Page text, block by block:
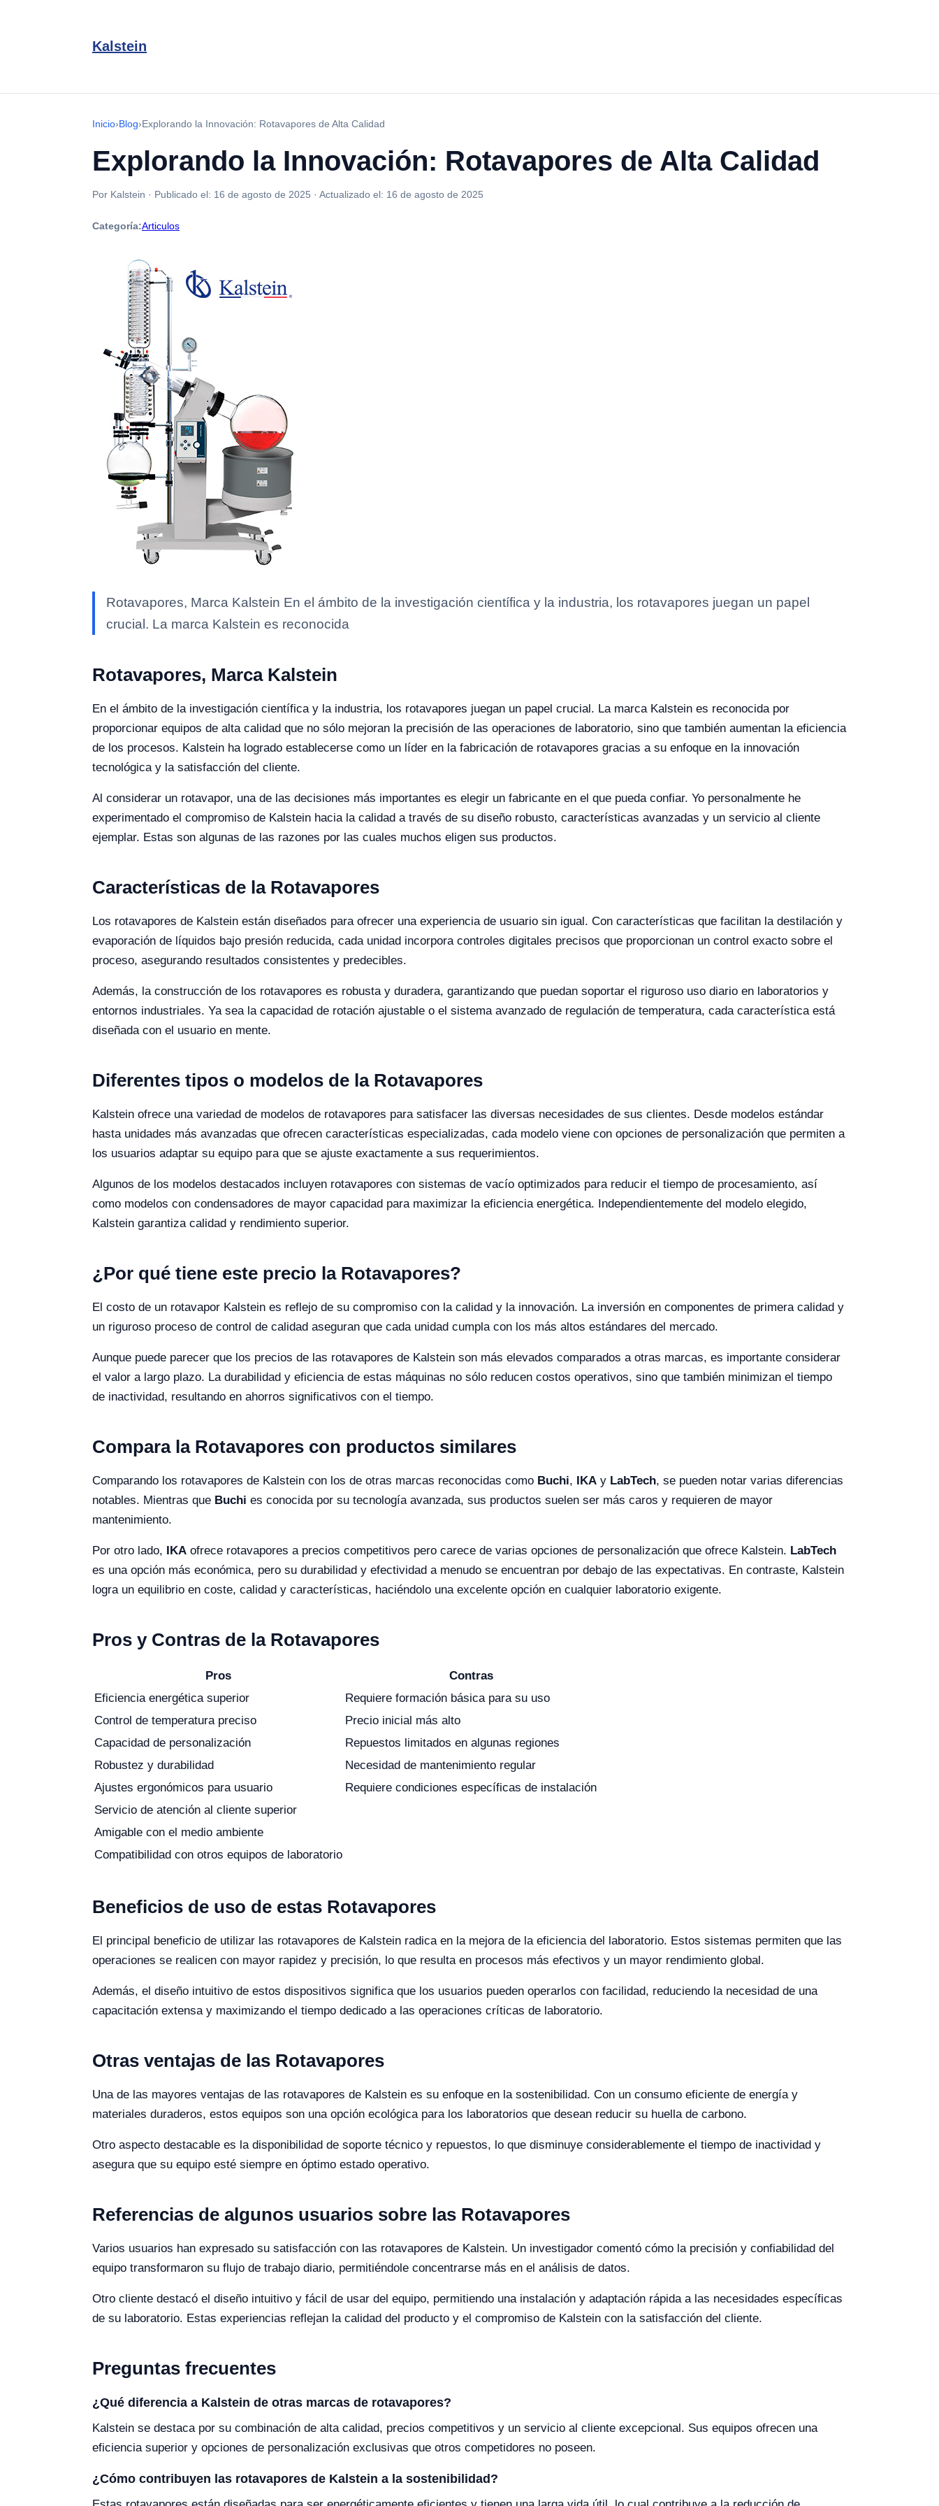
Kalstein
Inicio›Blog›Explorando la Innovación: Rotavapores de Alta Calidad
Explorando la Innovación: Rotavapores de Alta Calidad
Por Kalstein · Publicado el: 16 de agosto de 2025 · Actualizado el: 16 de agosto de 2025
Categoría:Articulos
Rotavapores, Marca Kalstein En el ámbito de la investigación científica y la industria, los rotavapores juegan un papel
crucial. La marca Kalstein es reconocida
Rotavapores, Marca Kalstein
En el ámbito de la investigación científica y la industria, los rotavapores juegan un papel crucial. La marca Kalstein es reconocida por
proporcionar equipos de alta calidad que no sólo mejoran la precisión de las operaciones de laboratorio, sino que también aumentan la eficiencia
de los procesos. Kalstein ha logrado establecerse como un líder en la fabricación de rotavapores gracias a su enfoque en la innovación
tecnológica y la satisfacción del cliente.
Al considerar un rotavapor, una de las decisiones más importantes es elegir un fabricante en el que pueda confiar. Yo personalmente he
experimentado el compromiso de Kalstein hacia la calidad a través de su diseño robusto, características avanzadas y un servicio al cliente
ejemplar. Estas son algunas de las razones por las cuales muchos eligen sus productos.
Características de la Rotavapores
Los rotavapores de Kalstein están diseñados para ofrecer una experiencia de usuario sin igual. Con características que facilitan la destilación y
evaporación de líquidos bajo presión reducida, cada unidad incorpora controles digitales precisos que proporcionan un control exacto sobre el
proceso, asegurando resultados consistentes y predecibles.
Además, la construcción de los rotavapores es robusta y duradera, garantizando que puedan soportar el riguroso uso diario en laboratorios y
entornos industriales. Ya sea la capacidad de rotación ajustable o el sistema avanzado de regulación de temperatura, cada característica está
diseñada con el usuario en mente.
Diferentes tipos o modelos de la Rotavapores
Kalstein ofrece una variedad de modelos de rotavapores para satisfacer las diversas necesidades de sus clientes. Desde modelos estándar
hasta unidades más avanzadas que ofrecen características especializadas, cada modelo viene con opciones de personalización que permiten a
los usuarios adaptar su equipo para que se ajuste exactamente a sus requerimientos.
Algunos de los modelos destacados incluyen rotavapores con sistemas de vacío optimizados para reducir el tiempo de procesamiento, así
como modelos con condensadores de mayor capacidad para maximizar la eficiencia energética. Independientemente del modelo elegido,
Kalstein garantiza calidad y rendimiento superior.
¿Por qué tiene este precio la Rotavapores?
El costo de un rotavapor Kalstein es reflejo de su compromiso con la calidad y la innovación. La inversión en componentes de primera calidad y
un riguroso proceso de control de calidad aseguran que cada unidad cumpla con los más altos estándares del mercado.
Aunque puede parecer que los precios de las rotavapores de Kalstein son más elevados comparados a otras marcas, es importante considerar
el valor a largo plazo. La durabilidad y eficiencia de estas máquinas no sólo reducen costos operativos, sino que también minimizan el tiempo
de inactividad, resultando en ahorros significativos con el tiempo.
Compara la Rotavapores con productos similares
Comparando los rotavapores de Kalstein con los de otras marcas reconocidas como Buchi, IKA y LabTech, se pueden notar varias diferencias
notables. Mientras que Buchi es conocida por su tecnología avanzada, sus productos suelen ser más caros y requieren de mayor
mantenimiento.
Por otro lado, IKA ofrece rotavapores a precios competitivos pero carece de varias opciones de personalización que ofrece Kalstein. LabTech
es una opción más económica, pero su durabilidad y efectividad a menudo se encuentran por debajo de las expectativas. En contraste, Kalstein
logra un equilibrio en coste, calidad y características, haciéndolo una excelente opción en cualquier laboratorio exigente.
Pros y Contras de la Rotavapores
Pros
Contras
Eficiencia energética superior
Requiere formación básica para su uso
Control de temperatura preciso
Precio inicial más alto
Capacidad de personalización
Repuestos limitados en algunas regiones
Robustez y durabilidad
Necesidad de mantenimiento regular
Ajustes ergonómicos para usuario
Requiere condiciones específicas de instalación
Servicio de atención al cliente superior
Amigable con el medio ambiente
Compatibilidad con otros equipos de laboratorio
Beneficios de uso de estas Rotavapores
El principal beneficio de utilizar las rotavapores de Kalstein radica en la mejora de la eficiencia del laboratorio. Estos sistemas permiten que las
operaciones se realicen con mayor rapidez y precisión, lo que resulta en procesos más efectivos y un mayor rendimiento global.
Además, el diseño intuitivo de estos dispositivos significa que los usuarios pueden operarlos con facilidad, reduciendo la necesidad de una
capacitación extensa y maximizando el tiempo dedicado a las operaciones críticas de laboratorio.
Otras ventajas de las Rotavapores
Una de las mayores ventajas de las rotavapores de Kalstein es su enfoque en la sostenibilidad. Con un consumo eficiente de energía y
materiales duraderos, estos equipos son una opción ecológica para los laboratorios que desean reducir su huella de carbono.
Otro aspecto destacable es la disponibilidad de soporte técnico y repuestos, lo que disminuye considerablemente el tiempo de inactividad y
asegura que su equipo esté siempre en óptimo estado operativo.
Referencias de algunos usuarios sobre las Rotavapores
Varios usuarios han expresado su satisfacción con las rotavapores de Kalstein. Un investigador comentó cómo la precisión y confiabilidad del
equipo transformaron su flujo de trabajo diario, permitiéndole concentrarse más en el análisis de datos.
Otro cliente destacó el diseño intuitivo y fácil de usar del equipo, permitiendo una instalación y adaptación rápida a las necesidades específicas
de su laboratorio. Estas experiencias reflejan la calidad del producto y el compromiso de Kalstein con la satisfacción del cliente.
Preguntas frecuentes
¿Qué diferencia a Kalstein de otras marcas de rotavapores?
Kalstein se destaca por su combinación de alta calidad, precios competitivos y un servicio al cliente excepcional. Sus equipos ofrecen una
eficiencia superior y opciones de personalización exclusivas que otros competidores no poseen.
¿Cómo contribuyen las rotavapores de Kalstein a la sostenibilidad?